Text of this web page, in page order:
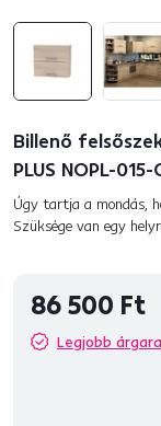
Billenő
PLUS NOPL-015-
Úgy tartja a mondás,
Szüksége van egy
86 500 Ft
Legjobb